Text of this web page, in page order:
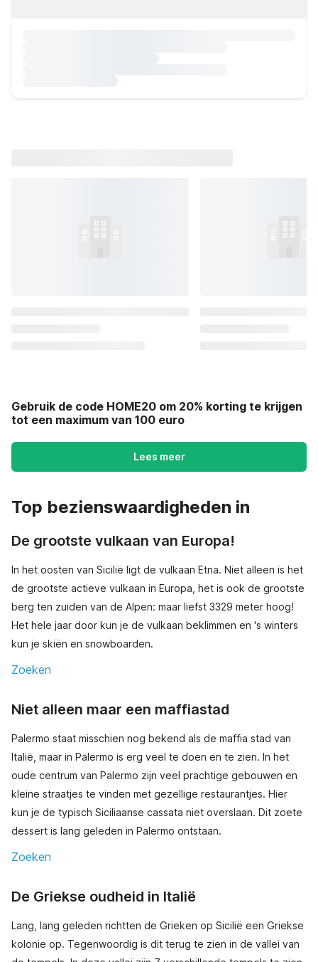
Gebruik de code HOME20 om 20% korting te krijgen
tot een maximum van 100 euro
Lees meer
Top bezienswaardigheden in
De grootste vulkaan van Europa!
In het oosten van Sicilië ligt de vulkaan Etna. Niet alleen is het
de grootste actieve vulkaan in Europa, het is ook de grootste
berg ten zuiden van de Alpen: maar liefst 3329 meter hoog!
Het hele jaar door kun je de vulkaan beklimmen en 's winters
kun je skiën en snowboarden.
Zoeken
Niet alleen maar een maffiastad
Palermo staat misschien nog bekend als de maffia stad van
Italië, maar in Palermo is erg veel te doen en te zien. In het
oude centrum van Palermo zijn veel prachtige gebouwen en
kleine straatjes te vinden met gezellige restaurantjes. Hier
kun je de typisch Siciliaanse cassata niet overslaan. Dit zoete
dessert is lang geleden in Palermo ontstaan.
Zoeken
De Griekse oudheid in Italië
Lang, lang geleden richtten de Grieken op Sicilië een Griekse
kolonie op. Tegenwoordig is dit terug te zien in de vallei van